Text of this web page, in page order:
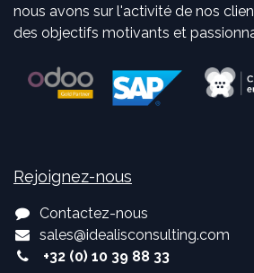
nous avons sur l'activité de nos
des objectifs motivants et
Rejoignez-nous
Contactez-nous
sales@idealisconsulting.com
+32 (0) 10 39 88 33